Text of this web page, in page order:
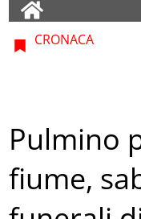
CRONACA
Pulmino
fiume,